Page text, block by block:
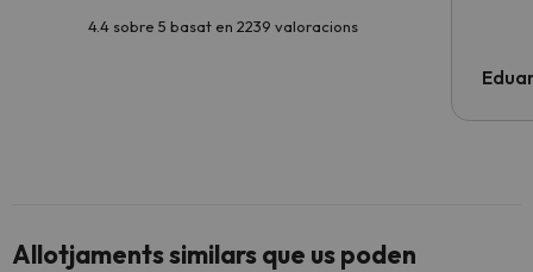
4.4 sobre 5 basat en 2239 valoracions
Allotjaments similars que us poden